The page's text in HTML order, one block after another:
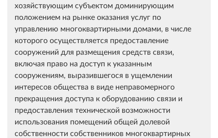
хозяйствующим субъектом доминирующим
положением на рынке оказания услуг по
управлению многоквартирными домами, в числе
которого осуществляется предоставление
сооружений для размещения средств связи,
включая право на доступ к указанным
сооружениям, выразившегося в ущемлении
интересов общества в виде неправомерного
прекращения доступа к оборудованию связи и
предоставления технической возможности
использования помещений общей долевой
собственности собственников многоквартирных